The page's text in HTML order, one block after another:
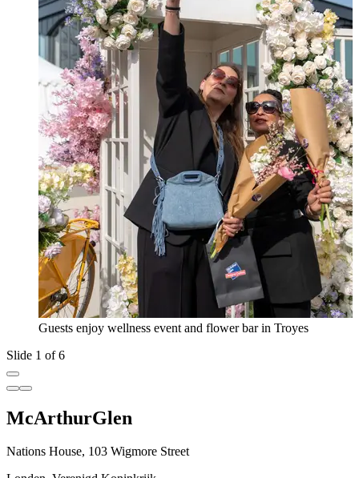
Guests enjoy wellness event and flower bar in Troyes
Slide 1 of 6
McArthurGlen
Nations House, 103 Wigmore Street